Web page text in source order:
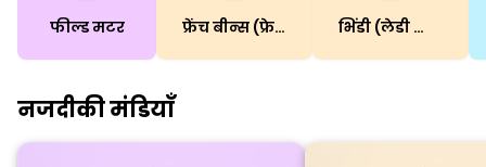
फील्ड मटर फ्रेंच बीन्स (फ्रेसबीन) भिंडी (लेडी फिंगर)
नजदीकी मंडियाँ